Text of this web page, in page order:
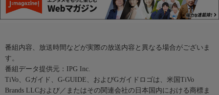
番組内容、放送時間などが実際の放送内容と異なる場合がございま
す。
番組データ提供元：IPG Inc.
TiVo、Gガイド、G-GUIDE、およびGガイドロゴは、米国TiVo
Brands LLCおよび／またはその関連会社の日本国内における商標ま